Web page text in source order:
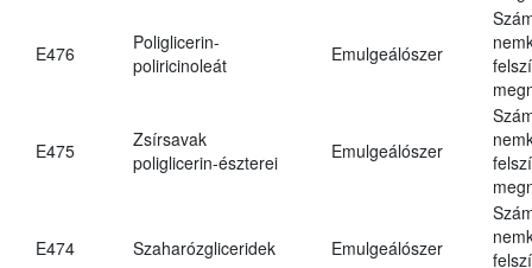
E476
Poliglicerin-
poliricinoleát
Emulgeálószer
E475
Zsírsavak
poliglicerin-észterei
Emulgeálószer
E474 Szaharózgliceridek Emulgeálószer